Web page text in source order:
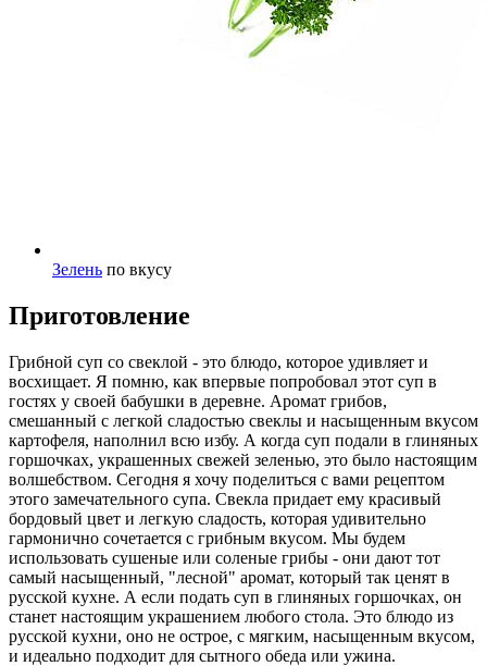
Зелень по вкусу
Приготовление
Грибной суп со свеклой - это блюдо, которое удивляет и
восхищает. Я помню, как впервые попробовал этот суп в
гостях у своей бабушки в деревне. Аромат грибов,
смешанный с легкой сладостью свеклы и насыщенным вкусом
картофеля, наполнил всю избу. А когда суп подали в глиняных
горшочках, украшенных свежей зеленью, это было настоящим
волшебством. Сегодня я хочу поделиться с вами рецептом
этого замечательного супа. Свекла придает ему красивый
бордовый цвет и легкую сладость, которая удивительно
гармонично сочетается с грибным вкусом. Мы будем
использовать сушеные или соленые грибы - они дают тот
самый насыщенный, "лесной" аромат, который так ценят в
русской кухне. А если подать суп в глиняных горшочках, он
станет настоящим украшением любого стола. Это блюдо из
русской кухни, оно не острое, с мягким, насыщенным вкусом,
и идеально подходит для сытного обеда или ужина.